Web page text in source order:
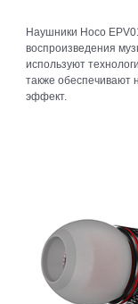
Наушники Hoco
воспроизведения
используют
также обеспечивают
эффект.